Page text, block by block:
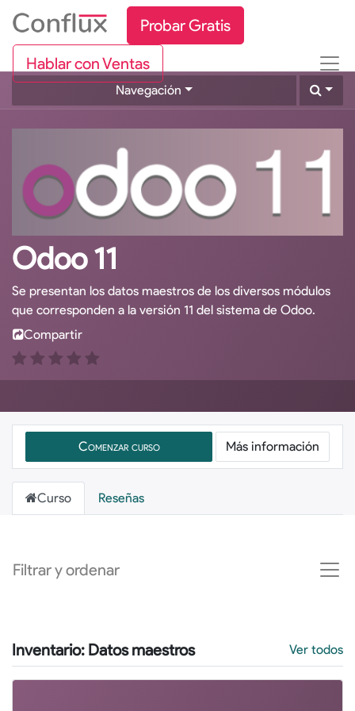
Probar Gratis
Hablar con Ventas
Navegación
Odoo 11
Se presentan los datos maestros de los diversos módulos
que corresponden a la versión 11 del sistema de Odoo.
Compartir
Comenzar curso Más información
Curso Reseñas
Filtrar y ordenar
Inventario: Datos maestros Ver todos